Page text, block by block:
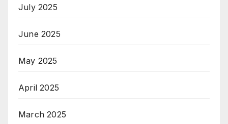
July 2025
June 2025
May 2025
April 2025
March 2025